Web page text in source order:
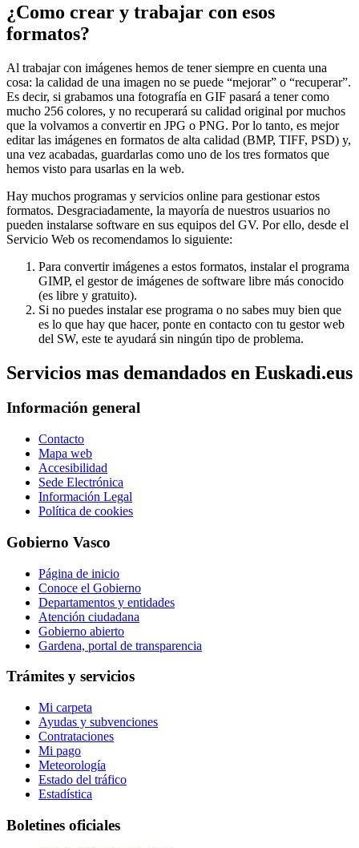
¿Como crear y trabajar con esos
formatos?
Al trabajar con imágenes hemos de tener siempre en cuenta una
cosa: la calidad de una imagen no se puede “mejorar” o “recuperar”.
Es decir, si grabamos una fotografía en GIF pasará a tener como
mucho 256 colores, y no recuperará su calidad original por muchos
que la volvamos a convertir en JPG o PNG. Por lo tanto, es mejor
editar las imágenes en formatos de alta calidad (BMP, TIFF, PSD) y,
una vez acabadas, guardarlas como uno de los tres formatos que
hemos visto para usarlas en la web.
Hay muchos programas y servicios online para gestionar estos
formatos. Desgraciadamente, la mayoría de nuestros usuarios no
pueden instalarse software en sus equipos del GV. Por ello, desde el
Servicio Web os recomendamos lo siguiente:
Para convertir imágenes a estos formatos, instalar el programa
GIMP, el gestor de imágenes de software libre más conocido
(es libre y gratuito).
Si no puedes instalar ese programa o no sabes muy bien que
es lo que hay que hacer, ponte en contacto con tu gestor web
del SW, este te ayudará sin ningún tipo de problema.
Servicios mas demandados en Euskadi.eus
Información general
Contacto
Mapa web
Accesibilidad
Sede Electrónica
Información Legal
Política de cookies
Gobierno Vasco
Página de inicio
Conoce el Gobierno
Departamentos y entidades
Atención ciudadana
Gobierno abierto
Gardena, portal de transparencia
Trámites y servicios
Mi carpeta
Ayudas y subvenciones
Contrataciones
Mi pago
Meteorología
Estado del tráfico
Estadística
Boletines oficiales